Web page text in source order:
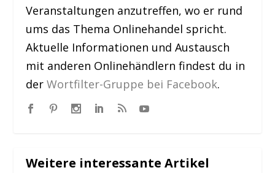
Veranstaltungen anzutreffen, wo er rund
ums das Thema Onlinehandel spricht.
Aktuelle Informationen und Austausch
mit anderen Onlinehändlern findest du in
derWortfilter-Gruppe bei Facebook.
Weitere interessante Artikel